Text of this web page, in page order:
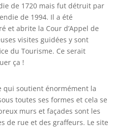
de 1720 mais fut détruit par
de 1994. Il a été
et abrite la Cour d’Appel de
visites guidées y sont
du Tourisme. Ce serait
ça !
qui soutient énormément la
toutes ses formes et cela se
murs et façades sont les
de rue et des graffeurs. Le site